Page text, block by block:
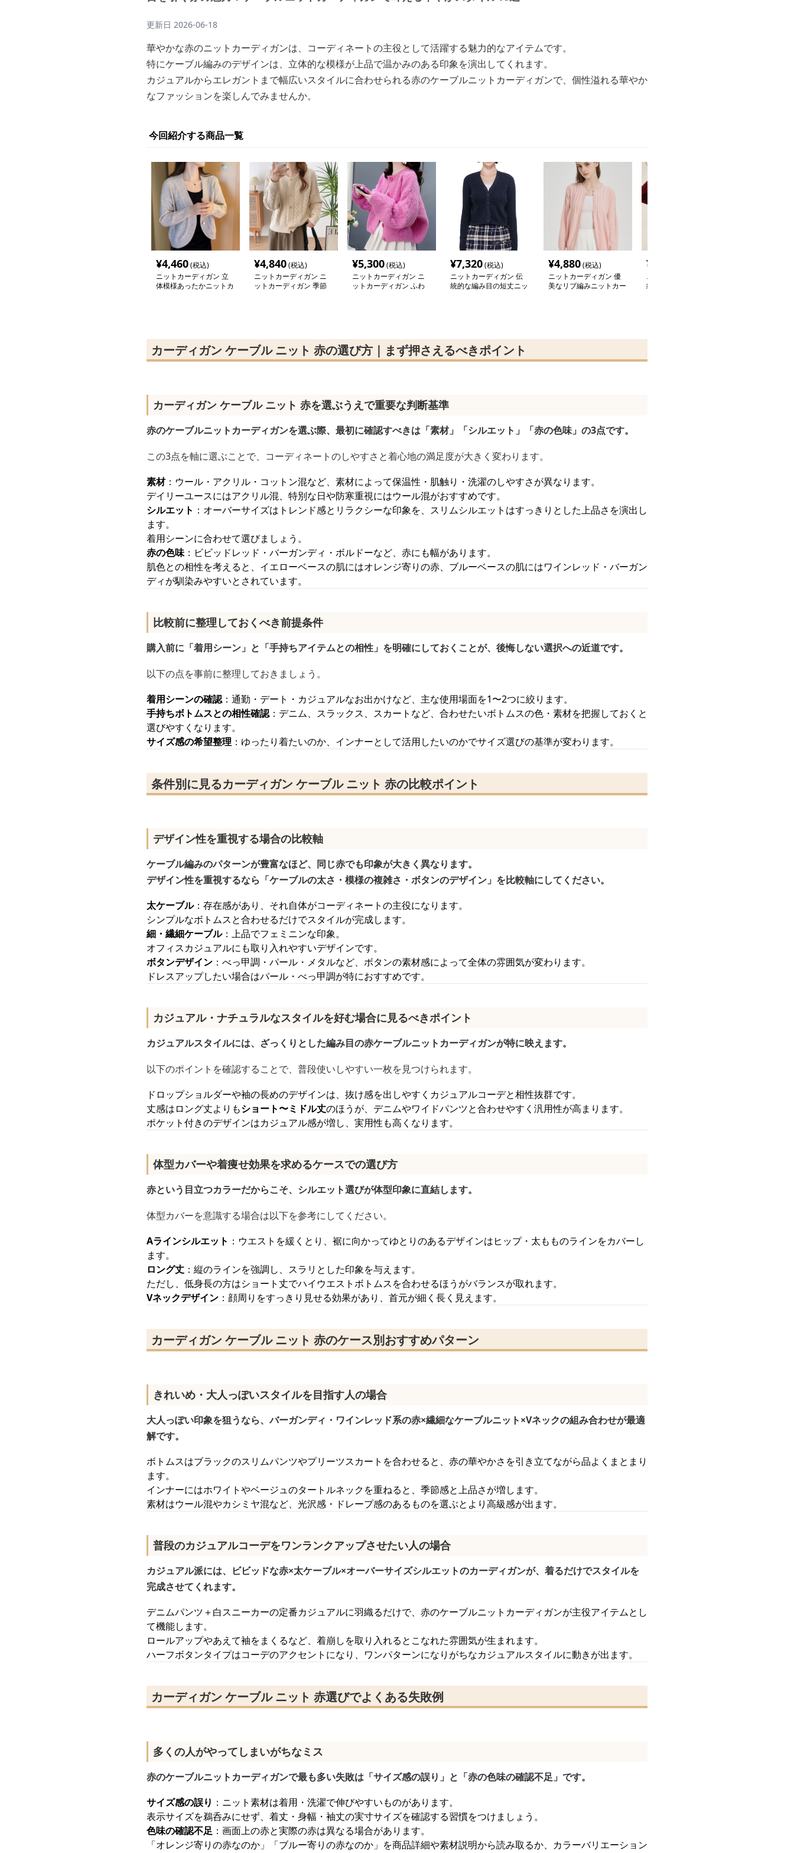
更新日 2026-06-18
華やかな赤のニットカーディガンは、コーディネートの主役として活躍する魅力的なアイテムです。
特にケーブル編みのデザインは、立体的な模様が上品で温かみのある印象を演出してくれます。
カジュアルからエレガントまで幅広いスタイルに合わせられる赤のケーブルニットカーディガンで、個性溢れる華やか
なファッションを楽しんでみませんか。
今回紹介する商品一覧
¥4,460(税込)
ニットカーディガン 立
体模様あったかニットカ
¥4,840(税込)
ニットカーディガン ニ
ットカーディガン 季節
¥5,300(税込)
ニットカーディガン ニ
ットカーディガン ふわ
¥7,320(税込)
ニットカーディガン 伝
統的な編み目の短丈ニッ
¥4,880(税込)
ニットカーディガン 優
美なリブ編みニットカー
¥
ニットカーディガン 伝
統美しいケーブル編みカ
カーディガン ケーブル ニット 赤の選び方｜まず押さえるべきポイント
カーディガン ケーブル ニット 赤を選ぶうえで重要な判断基準
赤のケーブルニットカーディガンを選ぶ際、最初に確認すべきは「素材」「シルエット」「赤の色味」の3点です。
この3点を軸に選ぶことで、コーディネートのしやすさと着心地の満足度が大きく変わります。
素材：ウール・アクリル・コットン混など、素材によって保温性・肌触り・洗濯のしやすさが異なります。
デイリーユースにはアクリル混、特別な日や防寒重視にはウール混がおすすめです。
シルエット ：オーバーサイズはトレンド感とリラクシーな印象を、スリムシルエットはすっきりとした上品さを演出し
ます。
着用シーンに合わせて選びましょう。
赤の色味：ビビッドレッド・バーガンディ・ボルドーなど、赤にも幅があります。
肌色との相性を考えると、イエローベースの肌にはオレンジ寄りの赤、ブルーベースの肌にはワインレッド・バーガン
ディが馴染みやすいとされています。
比較前に整理しておくべき前提条件
購入前に「着用シーン」と「手持ちアイテムとの相性」を明確にしておくことが、後悔しない選択への近道です。
以下の点を事前に整理しておきましょう。
着用シーンの確認：通勤・デート・カジュアルなお出かけなど、主な使用場面を1〜2つに絞ります。
手持ちボトムスとの相性確認：デニム、スラックス、スカートなど、合わせたいボトムスの色・素材を把握しておくと
選びやすくなります。
サイズ感の希望整理 ：ゆったり着たいのか、インナーとして活用したいのかでサイズ選びの基準が変わります。
条件別に見るカーディガン ケーブル ニット 赤の比較ポイント
デザイン性を重視する場合の比較軸
ケーブル編みのパターンが豊富なほど、同じ赤でも印象が大きく異なります。
デザイン性を重視するなら「ケーブルの太さ・模様の複雑さ・ボタンのデザイン」を比較軸にしてください。
太ケーブル：存在感があり、それ自体がコーディネートの主役になります。
シンプルなボトムスと合わせるだけでスタイルが完成します。
細・繊細ケーブル：上品でフェミニンな印象。
オフィスカジュアルにも取り入れやすいデザインです。
ボタンデザイン ：べっ甲調・パール・メタルなど、ボタンの素材感によって全体の雰囲気が変わります。
ドレスアップしたい場合はパール・べっ甲調が特におすすめです。
カジュアル・ナチュラルなスタイルを好む場合に見るべきポイント
カジュアルスタイルには、ざっくりとした編み目の赤ケーブルニットカーディガンが特に映えます。
以下のポイントを確認することで、普段使いしやすい一枚を見つけられます。
ドロップショルダーや袖の長めのデザインは、抜け感を出しやすくカジュアルコーデと相性抜群です。
丈感はロング丈よりもショート〜ミドル丈のほうが、デニムやワイドパンツと合わせやすく汎用性が高まります。
ポケット付きのデザインはカジュアル感が増し、実用性も高くなります。
体型カバーや着痩せ効果を求めるケースでの選び方
赤という目立つカラーだからこそ、シルエット選びが体型印象に直結します。
体型カバーを意識する場合は以下を参考にしてください。
Aラインシルエット ：ウエストを緩くとり、裾に向かってゆとりのあるデザインはヒップ・太もものラインをカバーし
ます。
ロング丈 ：縦のラインを強調し、スラリとした印象を与えます。
ただし、低身長の方はショート丈でハイウエストボトムスを合わせるほうがバランスが取れます。
Vネックデザイン ：顔周りをすっきり見せる効果があり、首元が細く長く見えます。
カーディガン ケーブル ニット 赤のケース別おすすめパターン
きれいめ・大人っぽいスタイルを目指す人の場合
大人っぽい印象を狙うなら、バーガンディ・ワインレッド系の赤×繊細なケーブルニット×Vネックの組み合わせが最適
解です。
ボトムスはブラックのスリムパンツやプリーツスカートを合わせると、赤の華やかさを引き立てながら品よくまとまり
ます。
インナーにはホワイトやベージュのタートルネックを重ねると、季節感と上品さが増します。
素材はウール混やカシミヤ混など、光沢感・ドレープ感のあるものを選ぶとより高級感が出ます。
普段のカジュアルコーデをワンランクアップさせたい人の場合
カジュアル派には、ビビッドな赤×太ケーブル×オーバーサイズシルエットのカーディガンが、着るだけでスタイルを
完成させてくれます。
デニムパンツ＋白スニーカーの定番カジュアルに羽織るだけで、赤のケーブルニットカーディガンが主役アイテムとし
て機能します。
ロールアップやあえて袖をまくるなど、着崩しを取り入れるとこなれた雰囲気が生まれます。
ハーフボタンタイプはコーデのアクセントになり、ワンパターンになりがちなカジュアルスタイルに動きが出ます。
カーディガン ケーブル ニット 赤選びでよくある失敗例
多くの人がやってしまいがちなミス
赤のケーブルニットカーディガンで最も多い失敗は「サイズ感の誤り」と「赤の色味の確認不足」です。
サイズ感の誤り ：ニット素材は着用・洗濯で伸びやすいものがあります。
表示サイズを鵜呑みにせず、着丈・身幅・袖丈の実寸サイズを確認する習慣をつけましょう。
色味の確認不足 ：画面上の赤と実際の赤は異なる場合があります。
「オレンジ寄りの赤なのか」「ブルー寄りの赤なのか」を商品詳細や素材説明から読み取るか、カラーバリエーション